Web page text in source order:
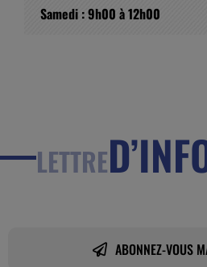
Samedi : 9h00 à 12h00
LETTRE
ABONNEZ-VOUS